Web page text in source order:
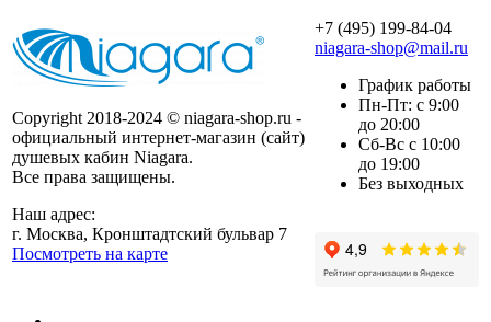
Copyright 2018-2024 © niagara-shop.ru -
официальный интернет-магазин (сайт)
душевых кабин Niagara.
Все права защищены.
Наш адрес:
г. Москва, Кронштадтский бульвар 7
Посмотреть на карте
+7 (495) 199-84-04
niagara-shop@mail.ru
График работы
Пн-Пт: с 9:00
до 20:00
Сб-Вс с 10:00
до 19:00
Без выходных